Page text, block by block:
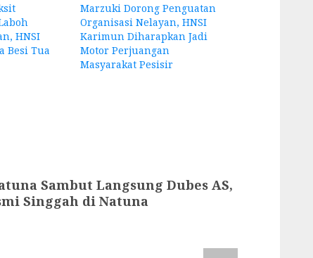
HNSI
Besi Tua
Marzuki Dorong Penguatan
Organisasi Nelayan, HNSI
Karimun Diharapkan Jadi
Motor Perjuangan
Masyarakat Pesisir
Sambut Langsung Dubes AS,
Singgah di Natuna